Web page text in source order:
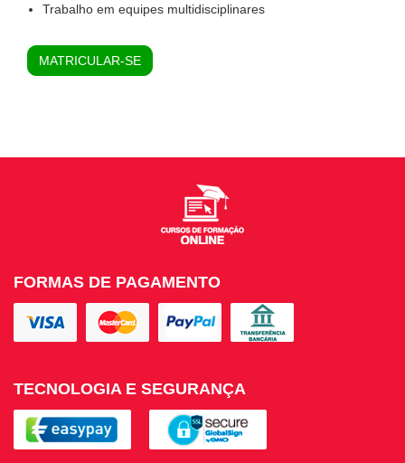
Trabalho em equipes multidisciplinares
MATRICULAR-SE
FORMAS DE PAGAMENTO
TECNOLOGIA E SEGURANÇA